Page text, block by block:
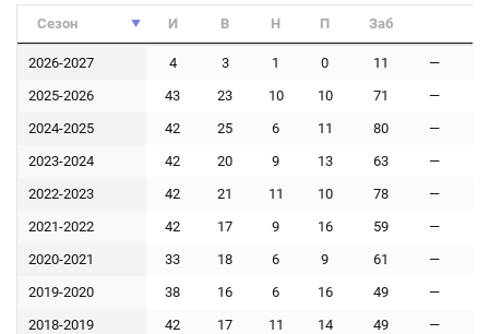
Сезон И В Н П Заб
2026-2027 4 3 1 0 11 —
2025-2026
43 23 10 10 71 —
2024-2025
42 25 6 11 80 —
2023-2024
42 20 9 13 63 —
2022-2023
42 21 11 10 78 —
2021-2022
42 17 9 16 59 —
2020-2021
33 18 6 9 61 —
2019-2020
38 16 6 16 49 —
2018-2019
42 17 11 14 49 —